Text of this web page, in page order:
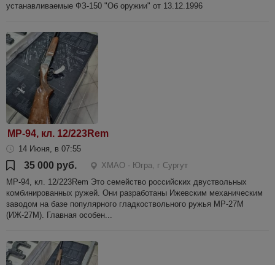
устанавливаемые ФЗ-150 "Об оружии" от 13.12.1996
МР-94, кл. 12/223Rem
14 Июня, в 07:55
35 000 руб.
ХМАО - Югра, г Сургут
МР-94, кл. 12/223Rem Это семейство российских двуствольных
комбинированных ружей. Они разработаны Ижевским механическим
заводом на базе популярного гладкоствольного ружья МР-27М
(ИЖ-27М). Главная особен...